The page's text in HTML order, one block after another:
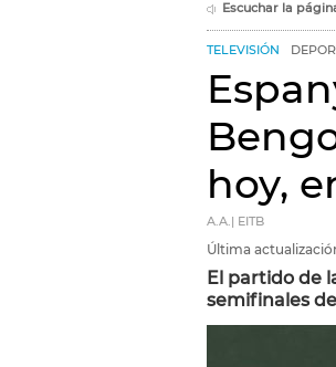
Escuchar la
TELEVISIÓN
hoy,
A.A.| EITB
Última
El partido de
semifinales